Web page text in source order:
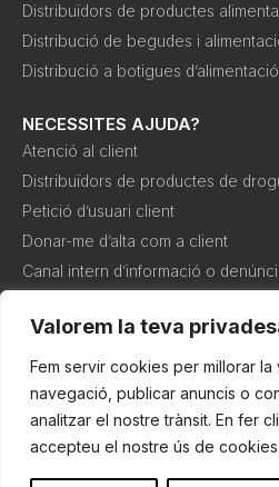
Valorem la teva
Fem servir cookies per millorar
navegació, publicar anuncis o
analitzar el nostre trànsit. En fer
accepteu el nostre ús de cookies.
Distribuïdors de productes
Distribució de begudes i
Distribució a botigues
NECESSITES AJUDA?
Atenció al client
Distribuïdors de productes de
Petició d’usuari client
Donar-me d’alta com a client
Canal intern d’informació o
cookies
Política de
privadesa